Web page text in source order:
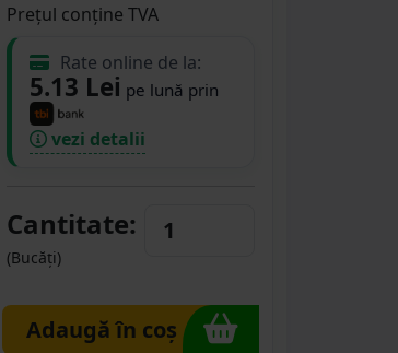
Prețul conține TVA
Rate online de la:
5.13 Lei pe lună prin
vezi detalii
Cantitate:
(Bucăți)
Adaugă în coș